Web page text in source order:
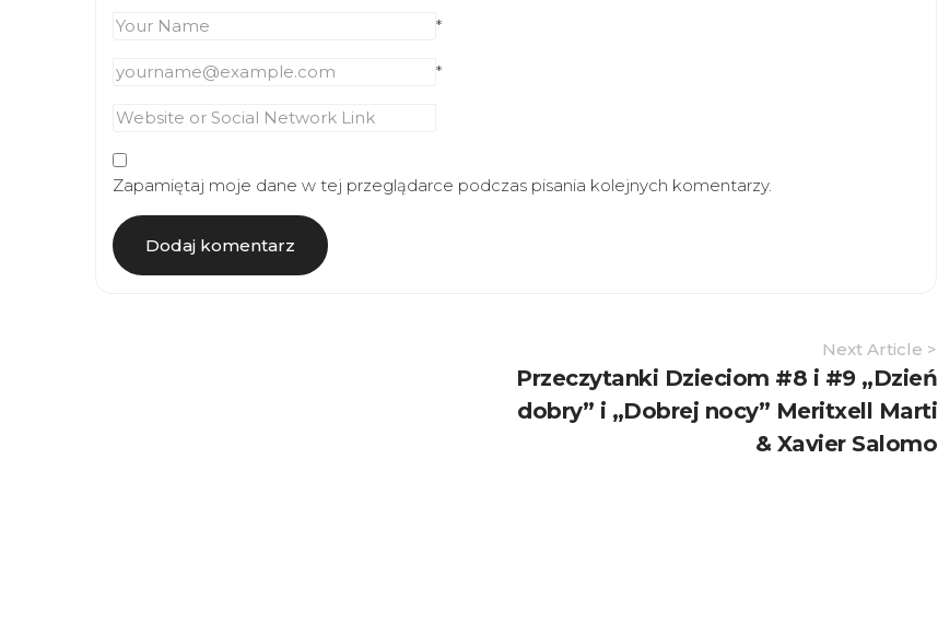
*
*
Zapamiętaj moje dane w tej przeglądarce podczas pisania kolejnych komentarzy.
Next Article >
Przeczytanki Dzieciom #8 i #9 „Dzień
dobry” i „Dobrej nocy” Meritxell Marti
& Xavier Salomo